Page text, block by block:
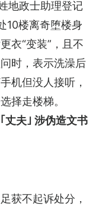
地政士助理登记
10楼离奇堕楼身
衣“变装”，且不
时，表示洗澡后
机但没人接听，
择走楼梯。
丈夫｣ 涉伪造文书
获不起诉处分，